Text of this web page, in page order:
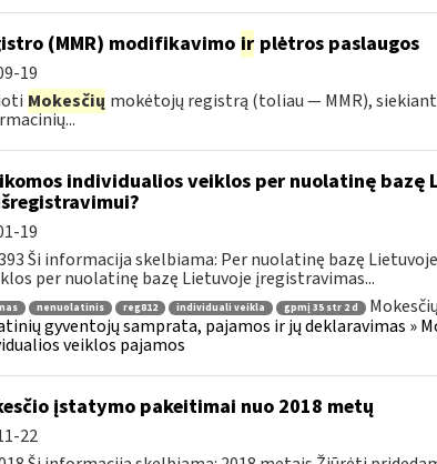
(MMR) modifikavimo irplėtros paslaugos
19
Mokesčių mokėtojų registrą (toliau — MMR),
individualios veiklos per nuolatinę bazę
19
Ši informacija skelbiama: Per nuolatinę bazę
per nuolatinę bazę Lietuvoje įregistravimas...
nenuolatinis reg812 individuali veikla gpmį 35 str 2 d
gyventojų samprata, pajamos ir jų deklaravimas »
veiklos pajamos
įstatymo pakeitimai nuo 2018 metų
22